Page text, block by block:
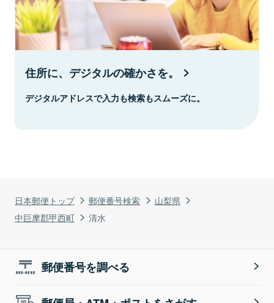
日本郵便トップ 郵便番号検索
山梨県
中巨摩郡甲西町
清水
住所に、デジタルの確かさを。
デジタルアドレスで入力も検索もスムーズに。
郵便番号を調べる